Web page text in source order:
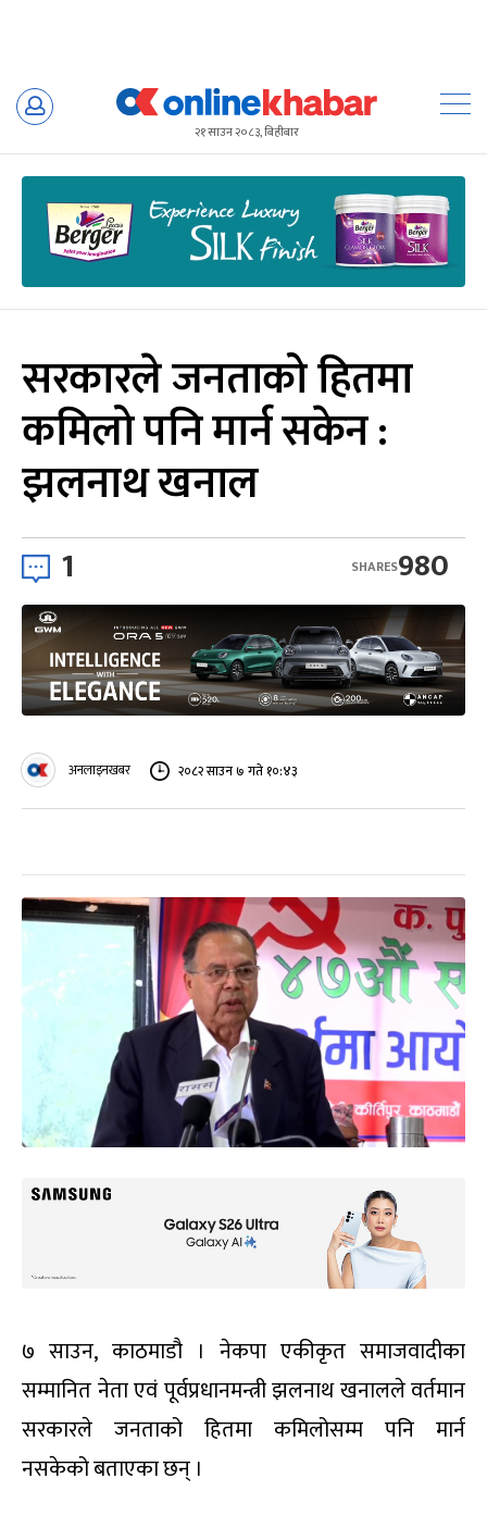
Skip
२१ साउन २०८३, बिहीबार
सरकारले जनताको हितमा
कमिलो पनि मार्न सकेन :
झलनाथ खनाल
1 980
SHARES
अनलाइनखबर २०८२ साउन ७ गते १०:४३
७ साउन, काठमाडौ । नेकपा एकीकृत समाजवादीका
सम्मानित नेता एवं पूर्वप्रधानमन्त्री झलनाथ खनालले वर्तमान
सरकारले जनताको हितमा कमिलोसम्म पनि मार्न
नसकेको बताएका छन् ।